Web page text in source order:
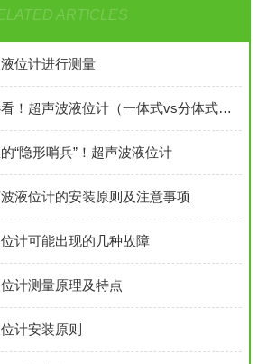
ARTICLES
位计进行测量
市政污水治理必看！超声波液位计（一体式vs分体式）选型指南+核心作用
“隐形哨兵”！超声波液位计
液位计的安装原则及注意事项
计可能出现的几种故障
计测量原理及特点
计安装原则